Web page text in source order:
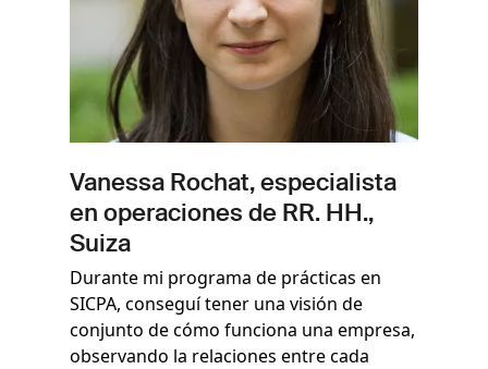
Vanessa Rochat, especialista
en operaciones de RR. HH.,
Suiza
Durante mi programa de prácticas en
SICPA, conseguí tener una visión de
conjunto de cómo funciona una empresa,
observando la relaciones entre cada